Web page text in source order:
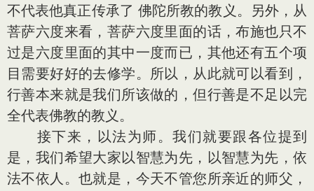
不代表他真正传承了 佛陀所教的教义。另外，从
菩萨六度来看，菩萨六度里面的话，布施也只不
过是六度里面的其中一度而已，其他还有五个项
目需要好好的去修学。所以，从此就可以看到，
行善本来就是我们所该做的，但行善是不足以完
全代表佛教的教义。
接下来，以法为师。我们就要跟各位提到
是，我们希望大家以智慧为先，以智慧为先，依
法不依人。也就是，今天不管您所亲近的师父，